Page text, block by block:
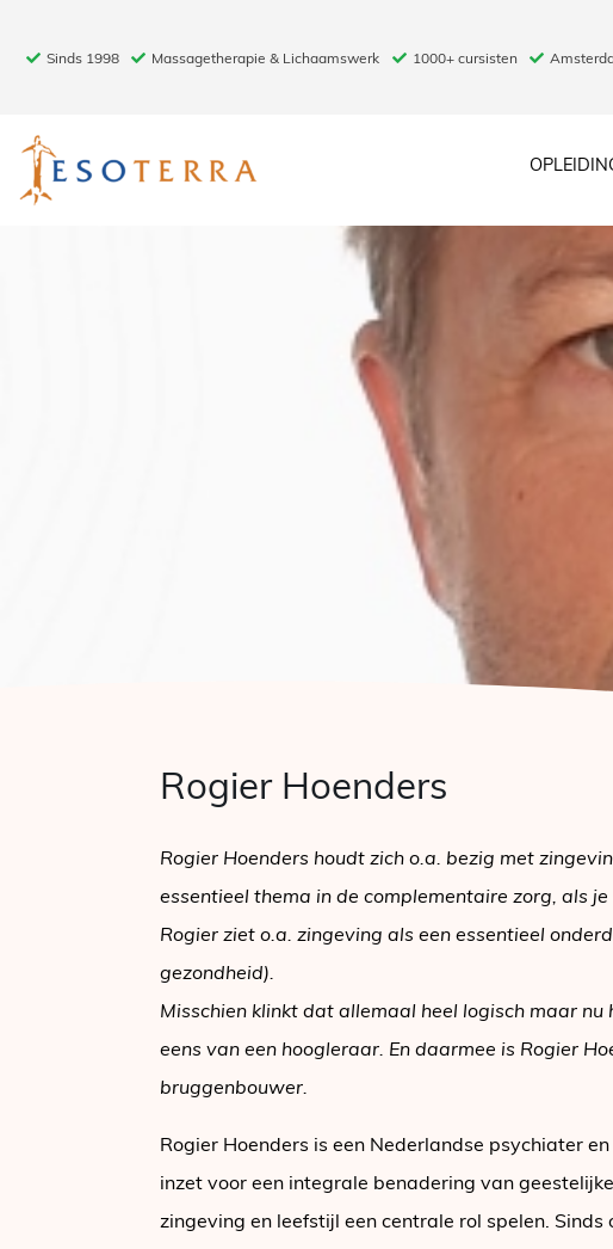
Sinds 1998 Massagetherapie & Lichaamswerk 1000+ cursisten
Rogier Hoenders
Rogier Hoenders houdt zich o.a. bezig met
essentieel thema in de complementaire zorg, als
Rogier ziet o.a. zingeving als een essentieel
gezondheid).
Misschien klinkt dat allemaal heel logisch maar nu
eens van een hoogleraar. En daarmee is Rogier
bruggenbouwer.
Rogier Hoenders is een Nederlandse psychiater
inzet voor een integrale benadering van
zingeving en leefstijl een centrale rol spelen. Sinds